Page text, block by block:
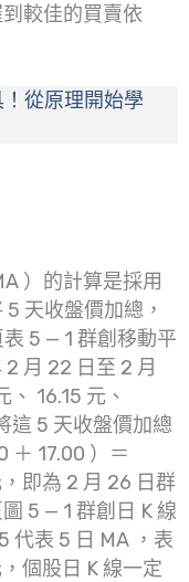
較佳的買賣依
從原理開始學
）的計算是採用
天收盤價加總，
5 — 1 群創移動平
月 22 日至 2 月
16.15 元、
這 5 天收盤價加總
＋ 17.00 ）＝
即為 2 月 26 日群
5 — 1 群創日 K 線
代表 5 日 MA ，表
個股日 K 線一定